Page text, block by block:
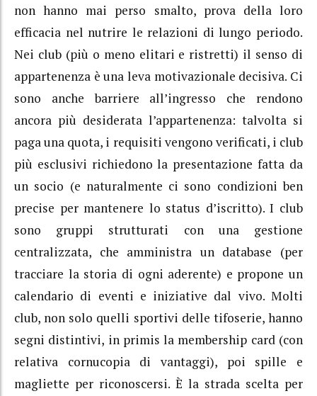
non hanno mai perso smalto, prova della loro
efficacia nel nutrire le relazioni di lungo periodo.
Nei club (più o meno elitari e ristretti) il senso di
appartenenza è una leva motivazionale decisiva. Ci
sono anche barriere all’ingresso che rendono
ancora più desiderata l’appartenenza: talvolta si
paga una quota, i requisiti vengono verificati, i club
più esclusivi richiedono la presentazione fatta da
un socio (e naturalmente ci sono condizioni ben
precise per mantenere lo status d’iscritto). I club
sono gruppi strutturati con una gestione
centralizzata, che amministra un database (per
tracciare la storia di ogni aderente) e propone un
calendario di eventi e iniziative dal vivo. Molti
club, non solo quelli sportivi delle tifoserie, hanno
segni distintivi, in primis la membership card (con
relativa cornucopia di vantaggi), poi spille e
magliette per riconoscersi. È la strada scelta per